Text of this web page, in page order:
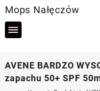
to
content
Mops Nałęczów
AVENE BARDZO
zapachu 50+ SPF